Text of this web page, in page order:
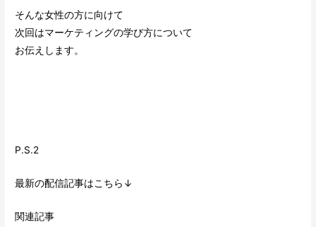
そんな女性の方に向けて
次回はマーケティングの学び方について
お伝えします。
P.S.2
最新の配信記事はこちら↓
関連記事